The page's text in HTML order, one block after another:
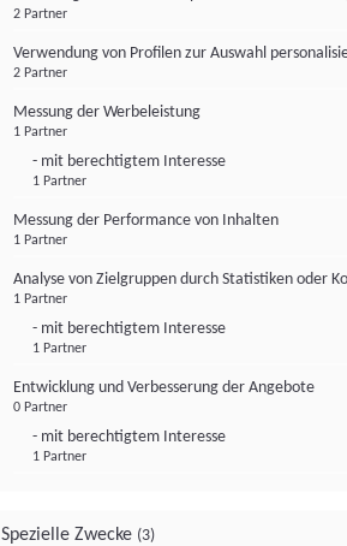
2 Partner
Verwendung von Profilen zur Auswahl
2 Partner
Messung der Werbeleistung
1 Partner
- mit berechtigtem Interesse
1 Partner
Messung der Performance von Inhalten
1 Partner
Analyse von Zielgruppen durch Statistiken oder
1 Partner
- mit berechtigtem Interesse
1 Partner
Entwicklung und Verbesserung der Angebote
0 Partner
- mit berechtigtem Interesse
1 Partner
Spezielle Zwecke (3)